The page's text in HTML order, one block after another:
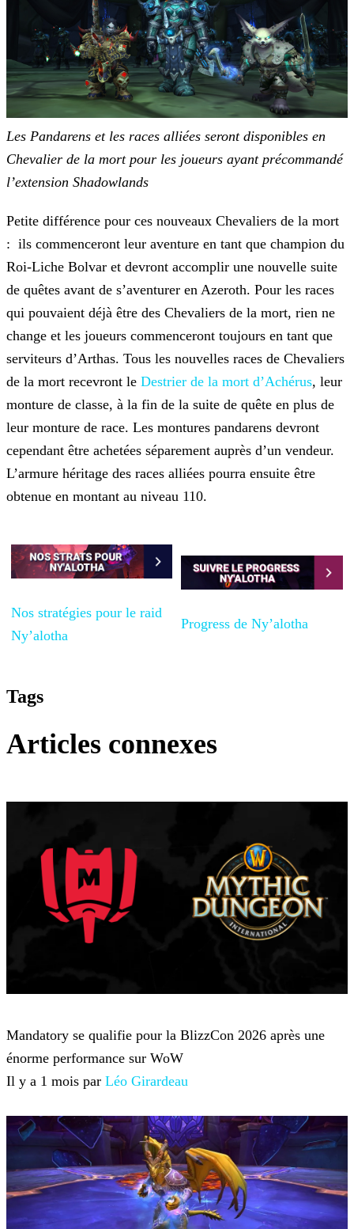
Les Pandarens et les races alliées seront disponibles en
Chevalier de la mort pour les joueurs ayant précommandé
l’extension Shadowlands
Petite différence pour ces nouveaux Chevaliers de la mort
: ils commenceront leur aventure en tant que champion du
Roi-Liche Bolvar et devront accomplir une nouvelle suite
de quêtes avant de s’aventurer en Azeroth. Pour les races
qui pouvaient déjà être des Chevaliers de la mort, rien ne
change et les joueurs commenceront toujours en tant que
serviteurs d’Arthas. Tous les nouvelles races de Chevaliers
de la mort recevront le Destrier de la mort d’Achérus, leur
monture de classe, à la fin de la suite de quête en plus de
leur monture de race. Les montures pandarens devront
cependant être achetées séparement auprès d’un vendeur.
L’armure héritage des races alliées pourra ensuite être
obtenue en montant au niveau 110.
Nos stratégies pour le raid
Ny’alotha
Progress de Ny’alotha
Tags
Articles connexes
Mandatory se qualifie pour la BlizzCon 2026 après une
énorme performance sur WoW
Il y a 1 mois par Léo Girardeau